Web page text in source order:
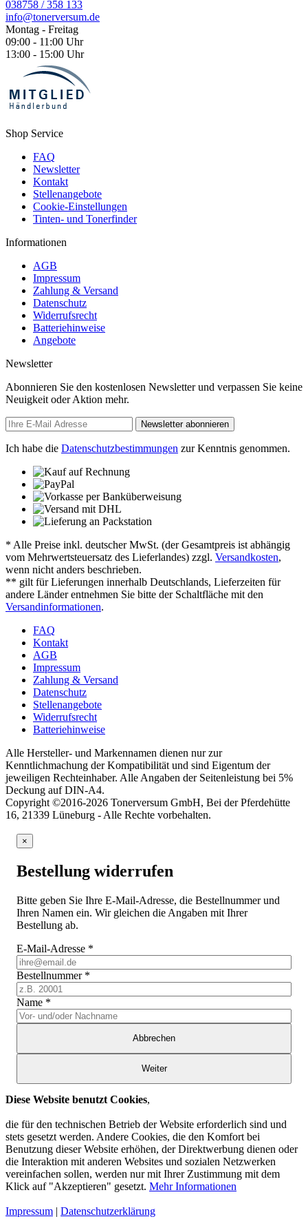
038758 / 358 133
info@tonerversum.de
Montag - Freitag
09:00 - 11:00 Uhr
13:00 - 15:00 Uhr
Shop Service
FAQ
Newsletter
Kontakt
Stellenangebote
Cookie-Einstellungen
Tinten- und Tonerfinder
Informationen
AGB
Impressum
Zahlung & Versand
Datenschutz
Widerrufsrecht
Batteriehinweise
Angebote
Newsletter
Abonnieren Sie den kostenlosen Newsletter und verpassen Sie keine
Neuigkeit oder Aktion mehr.
Newsletter abonnieren
Ich habe die Datenschutzbestimmungen zur Kenntnis genommen.
* Alle Preise inkl. deutscher MwSt. (der Gesamtpreis ist abhängig
vom Mehrwertsteuersatz des Lieferlandes) zzgl. Versandkosten,
wenn nicht anders beschrieben.
** gilt für Lieferungen innerhalb Deutschlands, Lieferzeiten für
andere Länder entnehmen Sie bitte der Schaltfläche mit den
Versandinformationen.
FAQ
Kontakt
AGB
Impressum
Zahlung & Versand
Datenschutz
Stellenangebote
Widerrufsrecht
Batteriehinweise
Alle Hersteller- und Markennamen dienen nur zur
Kenntlichmachung der Kompatibilität und sind Eigentum der
jeweiligen Rechteinhaber. Alle Angaben der Seitenleistung bei 5%
Deckung auf DIN-A4.
Copyright ©2016-2026 Tonerversum GmbH, Bei der Pferdehütte
16, 21339 Lüneburg - Alle Rechte vorbehalten.
×
Bestellung widerrufen
Bitte geben Sie Ihre E-Mail-Adresse, die Bestellnummer und
Ihren Namen ein. Wir gleichen die Angaben mit Ihrer
Bestellung ab.
E-Mail-Adresse *
Bestellnummer *
Name *
Abbrechen
Weiter
Diese Website benutzt Cookies,
die für den technischen Betrieb der Website erforderlich sind und
stets gesetzt werden. Andere Cookies, die den Komfort bei
Benutzung dieser Website erhöhen, der Direktwerbung dienen oder
die Interaktion mit anderen Websites und sozialen Netzwerken
vereinfachen sollen, werden nur mit Ihrer Zustimmung mit dem
Klick auf "Akzeptieren" gesetzt. Mehr Informationen
Impressum | Datenschutzerklärung